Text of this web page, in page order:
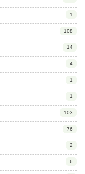
1
108
14
4
1
1
103
76
2
6